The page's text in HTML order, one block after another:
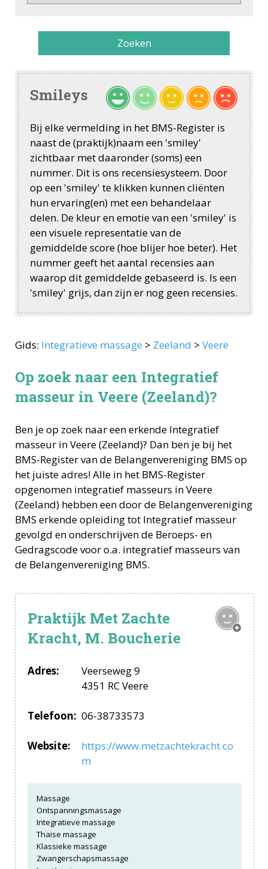
Zoeken
Smileys
Bij elke vermelding in het BMS-Register is
naast de (praktijk)naam een 'smiley'
zichtbaar met daaronder (soms) een
nummer. Dit is ons recensiesysteem. Door
op een 'smiley' te klikken kunnen cliënten
hun ervaring(en) met een behandelaar
delen. De kleur en emotie van een 'smiley' is
een visuele representatie van de
gemiddelde score (hoe blijer hoe beter). Het
nummer geeft het aantal recensies aan
waarop dit gemiddelde gebaseerd is. Is een
'smiley' grijs, dan zijn er nog geen recensies.
Gids: Integratieve massage > Zeeland > Veere
Op zoek naar een Integratief
masseur in Veere (Zeeland)?
Ben je op zoek naar een erkende Integratief
masseur inVeere(Zeeland)? Dan ben je bij het
BMS-Register van de Belangenvereniging BMS op
het juiste adres! Alle in het BMS-Register
opgenomen integratief masseurs inVeere
(Zeeland) hebben een door de Belangenvereniging
BMS erkende opleiding tot Integratief masseur
gevolgd en onderschrijven de Beroeps- en
Gedragscode voor o.a. integratief masseurs van
de Belangenvereniging BMS.
Praktijk Met Zachte
Kracht, M. Boucherie
Adres:
Veerseweg 9
4351 RC Veere
Telefoon: 06-38733573
Website:
https://www.metzachtekracht.co
m
Massage
Ontspanningsmassage
Integratieve massage
Thaise massage
Klassieke massage
Zwangerschapsmassage